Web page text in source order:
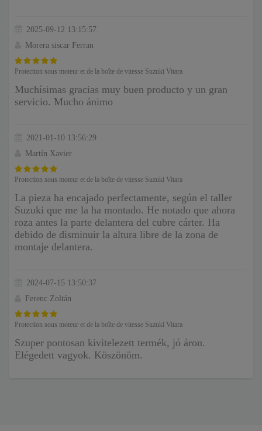
2025-09-12 13:15:57
Morera siscar Ferran
Protection sous moteur et de la boîte de vitesse Suzuki Vitara
Muchísimas gracias muy buen producto y un gran
servicio. Mucho ánimo
2021-01-10 13:56:29
Martín Xavier
Protection sous moteur et de la boîte de vitesse Suzuki Vitara
La pieza ha encajado perfectamente, según el taller
Suzuki que me la ha montado. He notado que ahora
roza antes la parte delantera del cubre cárter. Ha
debido de disminuir la altura libre de la zona de
montaje delantera.
2024-07-15 13:50:37
Ferenc Zoltán
Protection sous moteur et de la boîte de vitesse Suzuki Vitara
Szuper pontosan kivitelezett termék, jó áron.
Elégedett vagyok. Köszönöm.